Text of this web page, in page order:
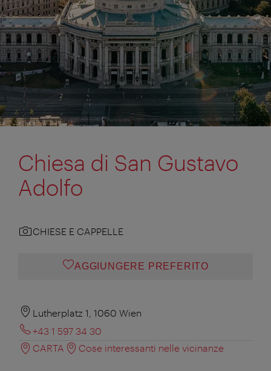
Chiesa di San Gustavo
Adolfo
CHIESE E CAPPELLE
AGGIUNGERE PREFERITO
Lutherplatz 1, 1060 Wien
+43 1 597 34 30
CARTA
Cose interessanti nelle vicinanze